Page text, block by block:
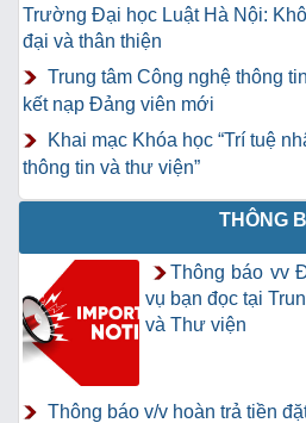
Trường Đại học Luật Hà Nội:
đại và thân thiện
Trung tâm Công nghệ thông
kết nạp Đảng viên mới
Khai mạc Khóa học “Trí tuệ
thông tin và thư viện”
THÔNG
Thông báo vv
vụ bạn đọc tại
và Thư viện
Thông báo v/v hoàn trả tiền